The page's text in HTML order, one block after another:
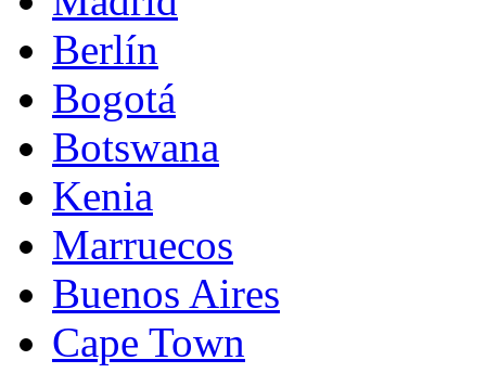
Berlín
Bogotá
Botswana
Kenia
Marruecos
Buenos Aires
Cape Town